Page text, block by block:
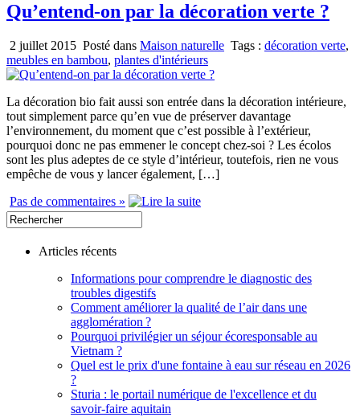
Qu’entend-on par la décoration verte ?
2 juillet 2015 Posté dans Maison naturelle Tags : décoration verte,
meubles en bambou, plantes d'intérieurs
La décoration bio fait aussi son entrée dans la décoration intérieure,
tout simplement parce qu’en vue de préserver davantage
l’environnement, du moment que c’est possible à l’extérieur,
pourquoi donc ne pas emmener le concept chez-soi ? Les écolos
sont les plus adeptes de ce style d’intérieur, toutefois, rien ne vous
empêche de vous y lancer également, […]
Pas de commentaires »
Articles récents
Informations pour comprendre le diagnostic des
troubles digestifs
Comment améliorer la qualité de l’air dans une
agglomération ?
Pourquoi privilégier un séjour écoresponsable au
Vietnam ?
Quel est le prix d'une fontaine à eau sur réseau en 2026
?
Sturia : le portail numérique de l'excellence et du
savoir-faire aquitain